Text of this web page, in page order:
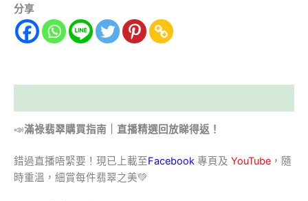
分享
📣滿祿翡翠購買指南｜直播精選回放睇得返！
錯過直播唔緊要！現已上載至Facebook 專頁及 YouTube ，隨
時重溫，細賞每件翡翠之美💚